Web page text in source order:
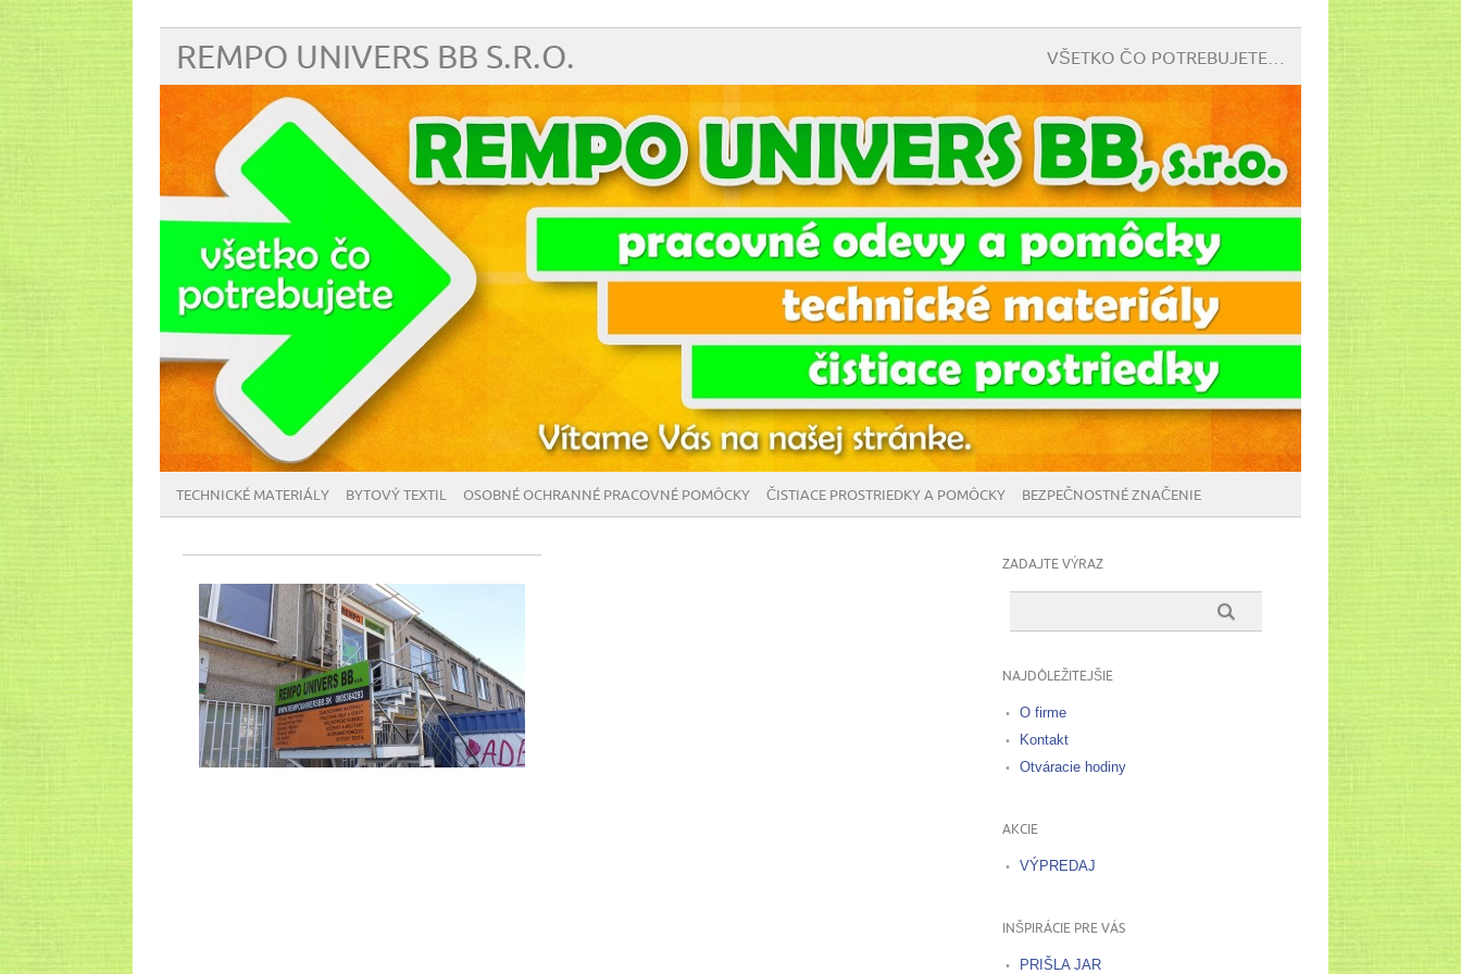
REMPO UNIVERS BB S.R.O. VŠETKO ČO POTREBUJETE…
TECHNICKÉ MATERIÁLY BYTOVÝ TEXTIL OSOBNÉ OCHRANNÉ PRACOVNÉ POMÔCKY ČISTIACE PROSTRIEDKY A POMÔCKY BEZPEČNOSTNÉ ZNAČENIE
ZADAJTE VÝRAZ
NAJDÔLEŽITEJŠIE
O firme
Kontakt
Otváracie hodiny
AKCIE
VÝPREDAJ
INŠPIRÁCIE PRE VÁS
PRIŠLA JAR